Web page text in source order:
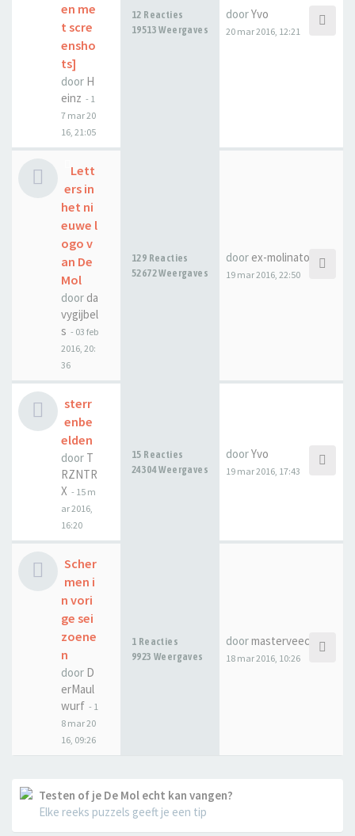
en me
t scre
ensho
ts]
door H
einz - 1
7 mar 20
16, 21:05
12 Reacties
19513 Weergaves
doorYvo
20 mar 2016, 12:21
Lett
ers in
het ni
euwe l
ogo v
an De
Mol
door da
vygijbel
s - 03 feb
2016, 20:
36
129 Reacties
52672 Weergaves
door ex-molinator
19 mar 2016, 22:50
sterr
enbe
elden
door T
RZNTR
X - 15 m
ar 2016,
16:20
15 Reacties
24304 Weergaves
doorYvo
19 mar 2016, 17:43
Scher
men i
n vori
ge sei
zoene
n
door D
erMaul
wurf - 1
8 mar 20
16, 09:26
1 Reacties
9923 Weergaves
doormasterveecee
18 mar 2016, 10:26
Testen of je De Mol echt kan vangen?
Elke reeks puzzels geeft je een tip